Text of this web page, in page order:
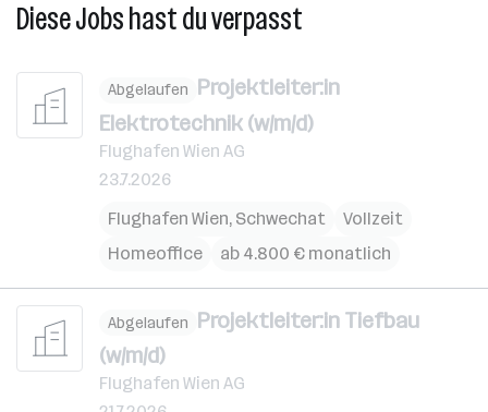
Diese Jobs hast du verpasst
Abgelaufen Projektleiter:in
Elektrotechnik (w/m/d)
Flughafen Wien AG
23.7.2026
Flughafen Wien, Schwechat
Vollzeit
Homeoffice
ab 4.800 € monatlich
Abgelaufen Projektleiter:in Tiefbau
(w/m/d)
Flughafen Wien AG